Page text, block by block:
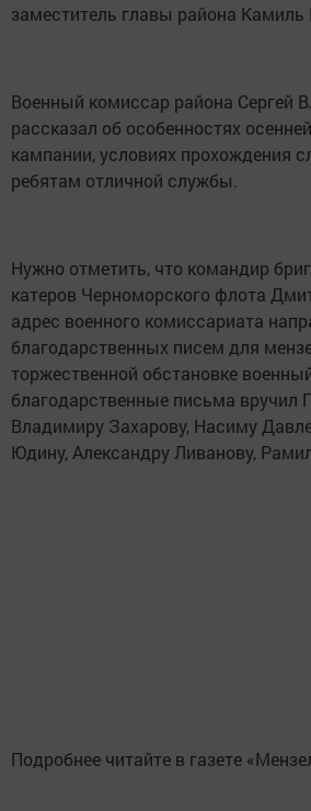
заместитель главы района Камиль
Военный комиссар района Сергей
рассказал об особенностях
кампании, условиях прохождения
ребятам отличной службы.
Нужно отметить, что командир
катеров Черноморского флота
адрес военного комиссариата
благодарственных писем для
торжественной обстановке
благодарственные письма вручил
Владимиру Захарову, Насиму
Юдину, Александру Ливанову,
Подробнее читайте в газете